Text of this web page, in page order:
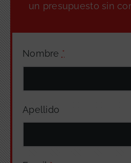
Nombre *
Apellido
un presupuesto sin